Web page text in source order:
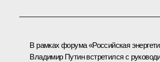
В рамках форума «Российская
Владимир Путин встретился с